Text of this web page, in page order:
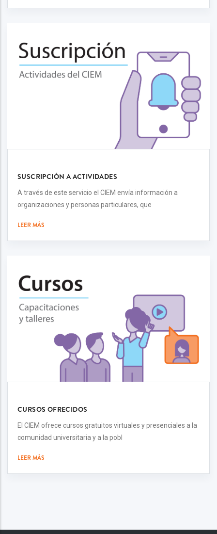
SUSCRIPCIÓN A ACTIVIDADES
A través de este servicio el CIEM envía información a
organizaciones y personas particulares, que
LEER MÁS
CURSOS OFRECIDOS
El CIEM ofrece cursos gratuitos virtuales y presenciales a la
comunidad universitaria y a la pobl
LEER MÁS